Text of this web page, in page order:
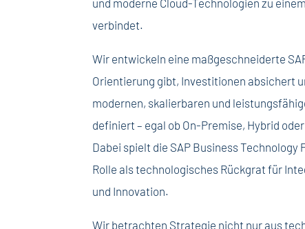
und moderne Cloud-Technologien zu
verbindet.
Wir entwickeln eine maßgeschneiderte
Orientierung gibt, Investitionen absichert
modernen, skalierbaren und
definiert – egal ob On-Premise, Hybrid
Dabei spielt die SAP Business Technology
Rolle als technologisches Rückgrat für
und Innovation.
Wir betrachten Strategie nicht nur aus